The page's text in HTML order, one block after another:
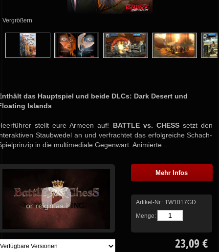
Vergrößern
das Hauptspiel und beide DLCs: Dark Desert und
Islands
stellt eure Armeen auf! BATTLE vs. CHESSsetzt den
Staubwedel an und verfrachtet das erfolgreiche Schach-
in die multimediale Gegenwart. Animierte...
Mehr Infos
Artikel-Nr.: TW1017GD
Menge:
23,09 €